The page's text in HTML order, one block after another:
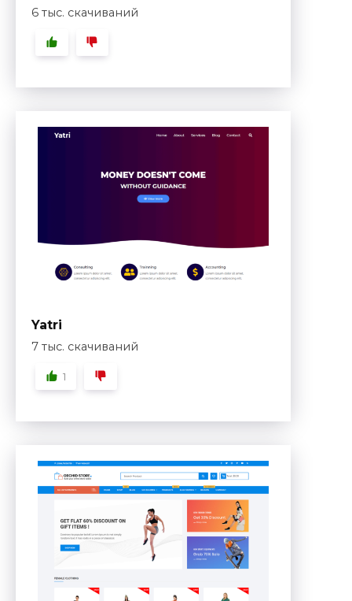
6 тыс. скачиваний
Yatri
7 тыс. скачиваний
1